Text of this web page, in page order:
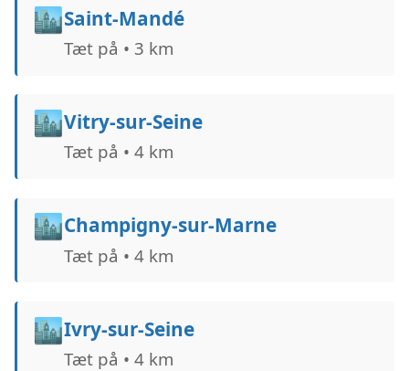
🏙️Saint-Mandé
Tæt på • 3 km
🏙️Vitry-sur-Seine
Tæt på • 4 km
🏙️Champigny-sur-Marne
Tæt på • 4 km
🏙️Ivry-sur-Seine
Tæt på • 4 km